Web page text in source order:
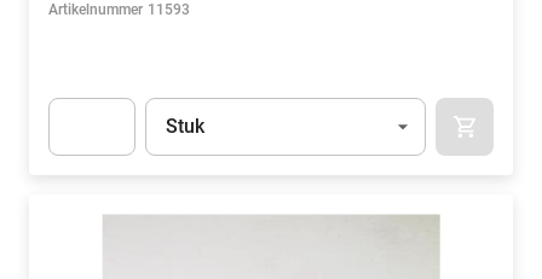
Artikelnummer 11593
Eenheid
Stuk